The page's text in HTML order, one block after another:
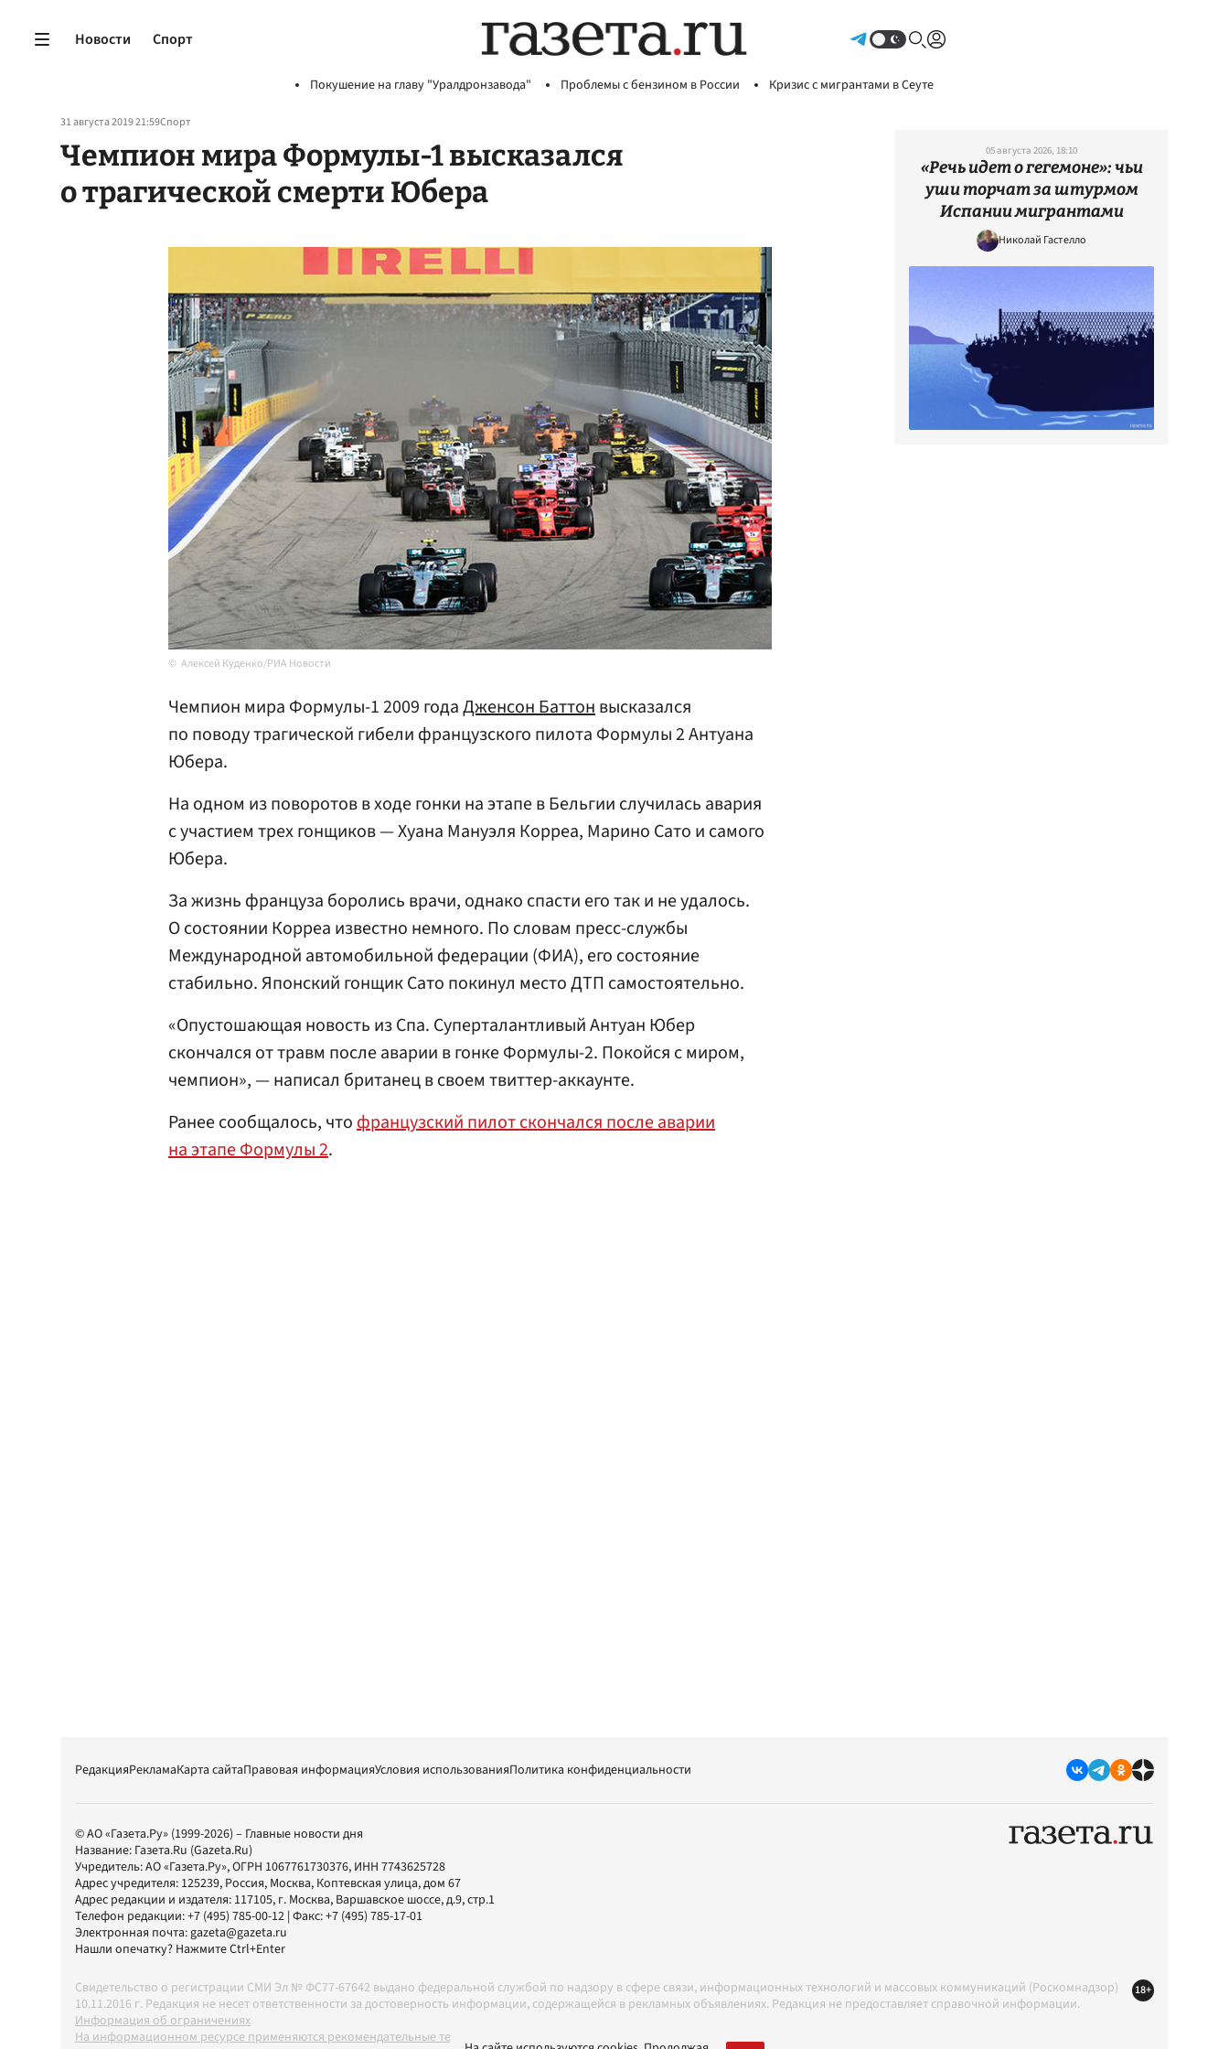
Новости Спорт
Покушение на главу "Уралдронзавода" Проблемы с бензином в России Кризис с мигрантами в Сеуте
31 августа 2019 21:59Спорт
Чемпион мира Формулы-1 высказался
о трагической смерти Юбера
Алексей Куденко/РИА Новости
Чемпион мира Формулы-1 2009 годаДженсон Баттонвысказался
по поводу трагической гибели французского пилота Формулы 2 Антуана
Юбера.
На одном из поворотов в ходе гонки на этапе в Бельгии случилась авария
с участием трех гонщиков — Хуана Мануэля Корреа, Марино Сато и самого
Юбера.
За жизнь француза боролись врачи, однако спасти его так и не удалось.
О состоянии Корреа известно немного. По словам пресс-службы
Международной автомобильной федерации (ФИА), его состояние
стабильно. Японский гонщик Сато покинул место ДТП самостоятельно.
«Опустошающая новость из Спа. Суперталантливый Антуан Юбер
скончался от травм после аварии в гонке Формулы-2. Покойся с миром,
чемпион», — написал британец в своем твиттер-аккаунте.
Ранее сообщалось, чтофранцузский пилот скончался после аварии
на этапе Формулы 2.
05 августа 2026, 18:10
«Речь идет о гегемоне»: чьи
уши торчат за штурмом
Испании мигрантами
Николай Гастелло
РедакцияРекламаКарта сайтаПравовая информацияУсловия использованияПолитика конфиденциальности
© АО «Газета.Ру» (1999-2026) – Главные новости дня
Название: Газета.Ru (Gazeta.Ru)
Учредитель:АО «Газета.Ру», ОГРН 1067761730376, ИНН 7743625728
Адрес учредителя: 125239, Россия, Москва, Коптевская улица, дом 67
Адрес редакции и издателя: 117105, г. Москва, Варшавское шоссе, д.9, стр.1
Телефон редакции:+7 (495) 785-00-12 | Факс:+7 (495) 785-17-01
Электронная почта:gazeta@gazeta.ru
Нашли опечатку? Нажмите Ctrl+Enter
Свидетельство о регистрации СМИ Эл № ФС77-67642 выдано федеральной службой по надзору в сфере связи, информационных технологий и массовых коммуникаций (Роскомнадзор)
10.11.2016 г. Редакция не несет ответственности за достоверность информации, содержащейся в рекламных объявлениях. Редакция не предоставляет справочной информации.
Информация об ограничениях
На информационном ресурсе применяются рекомендательные технологии в соответствии с Правилами
18+